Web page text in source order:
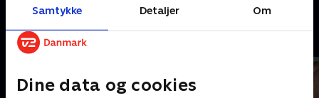
Samtykke Detaljer Om
Dine data og cookies
under mistanke.
under mistanke.
Andre så også